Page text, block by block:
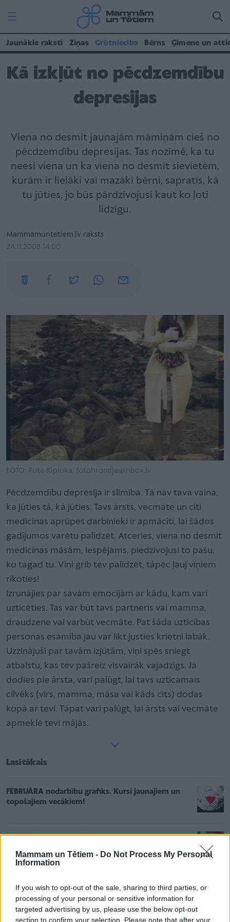
Mammam un Tētiem - Do Not Process My Personal
Information
If you wish to opt-out of the sale, sharing to third parties, or
processing of your personal or sensitive information for
targeted advertising by us, please use the below opt-out
section to confirm your selection. Please note that after your
Jaunākie raksti Ziņas Grūtniecība Bērns Ģimene un
Kā izkļūt no pēcdzemdību
depresijas
Viena no desmit jaunajām māmiņām cieš no
pēcdzemdību depresijas. Tas nozīmē, ka tu
neesi viena un ka viena no desmit sievietēm,
kurām ir lielāki vai mazāki bērni, sapratīs, kā
tu jūties, jo būs pārdzīvojusi kaut ko ļoti
līdzīgu.
Mammamuntetiem.lv raksts
24.11.2008 14:00
FOTO: Rūta Ķiploka, fotohromija@inbox.lv
Pēcdzemdību depresija ir slimība. Tā nav tava vaina,
ka jūties tā, kā jūties. Tavs ārsts, vecmāte un citi
medicīnas aprūpes darbinieki ir apmācīti, lai šādos
gadījumos varētu palīdzēt. Atceries, viena no desmit
medicīnas māsām, iespējams, piedzīvojusi to pašu,
ko tagad tu. Viņi grib tev palīdzēt, tāpēc ļauj viņiem
rīkoties!
Izrunājies par savām emocijām ar kādu, kam vari
uzticēties. Tas var būt tavs partneris vai mamma,
draudzene vai varbūt vecmāte. Pat šāda uzticības
personas esamība jau var likt justies krietni labāk.
Uzzinājuši par tavām izjūtām, viņi spēs sniegt
atbalstu, kas tev pašreiz visvairāk vajadzīgs. Ja
dodies pie ārsta, vari palūgt, lai tavs uzticamais
cilvēks (vīrs, mamma, māsa vai kāds cits) dodas
kopā ar tevi. Tāpat vari palūgt, lai ārsts vai vecmāte
apmeklē tevi mājās.
Lasītākais
FEBRUĀRA nodarbību grafiks. Kursi jaunajiem un
topošajiem vecākiem!
Gurķi ar grūbām rasoļņikam – pašu gatavota
Vai īres maksu var saņemt skaidrā naudā?